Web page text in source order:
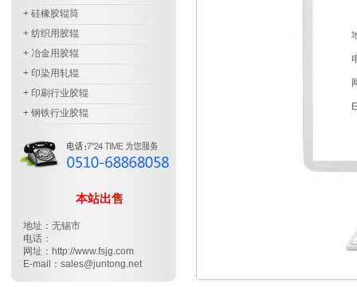
+ 硅橡胶辊筒
+ 纺织用胶辊
+ 冶金用胶辊
+ 印染用轧辊
+ 印刷行业胶辊
+ 钢铁行业胶辊
本站出售
地址：无锡市
电话：
网址：http://www.fsjg.com
E-mail：sales@juntong.net